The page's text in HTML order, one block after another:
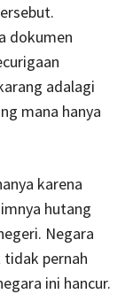
dokumen
adalagi
mana hanya
karena
hutang
Negara
pernah
ini hancur.